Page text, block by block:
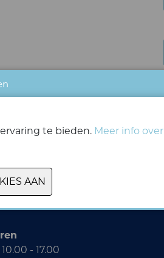
- 17.00
te bieden. Meer info over